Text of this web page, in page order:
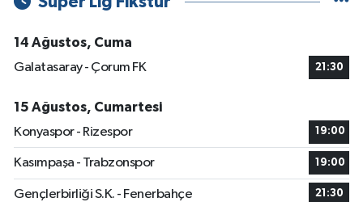
14 Ağustos, Cuma
Galatasaray - Çorum FK
21:30
15 Ağustos, Cumartesi
Konyaspor - Rizespor
19:00
Kasımpaşa - Trabzonspor 19:00
Gençlerbirliği S.K. - Fenerbahçe 21:30